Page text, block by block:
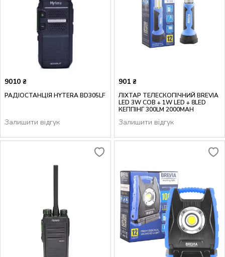
9010 ₴
РАДІОСТАНЦІЯ HYTERA BD305LF
Залишити відгук
901 ₴
ЛІХТАР ТЕЛЕСКОПІЧНИЙ BREVIA
LED 3W COB + 1W LED + 8LED
КЕППІНГ 300LM 2000MAH
Залишити відгук